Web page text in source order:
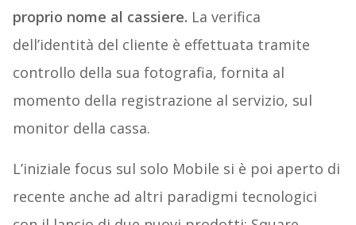
proprio nome al cassiere. La verifica
dell’identità del cliente è effettuata tramite
controllo della sua fotografia, fornita al
momento della registrazione al servizio, sul
monitor della cassa.
L’iniziale focus sul solo Mobile si è poi aperto di
recente anche ad altri paradigmi tecnologici